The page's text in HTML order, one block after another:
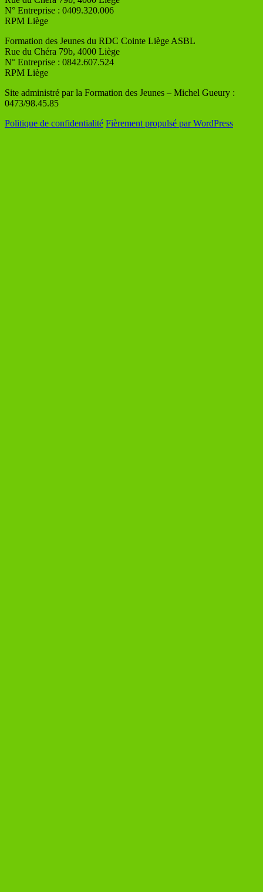
N° Entreprise : 0409.320.006
RPM Liège
Formation des Jeunes du RDC Cointe Liège ASBL
Rue du Chéra 79b, 4000 Liège
N° Entreprise : 0842.607.524
RPM Liège
Site administré par la Formation des Jeunes – Michel Gueury :
0473/98.45.85
Politique de confidentialité Fièrement propulsé par WordPress